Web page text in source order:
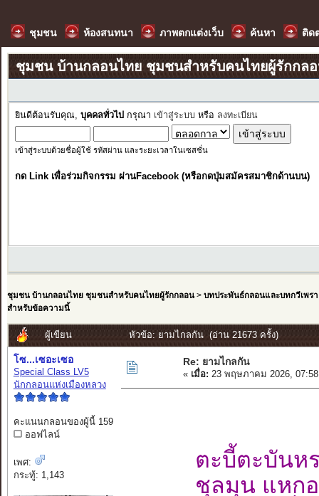
ชุมชน ห้องสนทนา ภาพตกแต่งเว็บ ค้นหา ติด
ชุมชน บ้านกลอนไทย ชุมชนสำหรับคนไทยผู้รักกล
ยินดีต้อนรับคุณ, บุคคลทั่วไป กรุณา เข้าสู่ระบบ หรือ ลงทะเบียน
เข้าสู่ระบบด้วยชื่อผู้ใช้ รหัสผ่าน และระยะเวลาในเซสชั่น
กด Link เพื่อร่วมกิจกรรม ผ่านFacebook (หรือกดปุ่มสมัครสมาชิกด้านบน)
ชุมชน บ้านกลอนไทย ชุมชนสำหรับคนไทยผู้รักกลอน> บทประพันธ์กลอนและบทกวีเพรา
สำหรับข้อความนี้
ผู้เขียน หัวข้อ: ยามไกลกัน (อ่าน 21673 ครั้ง)
โซ...เซอะเซอ
Special Class LV5
นักกลอนแห่งเมืองหลวง
คะแนนกลอนของผู้นี้ 159
ออฟไลน์
เพศ:
กระทู้: 1,143
Re: ยามไกลกัน
« เมื่อ: 23 พฤษภาคม 2026,
ตะบี้ตะบันห
ชุลมุน แหก